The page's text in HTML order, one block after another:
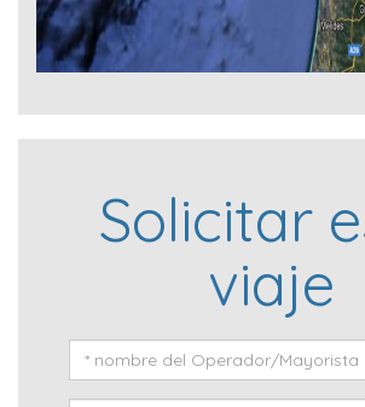
Solicitar
viaje